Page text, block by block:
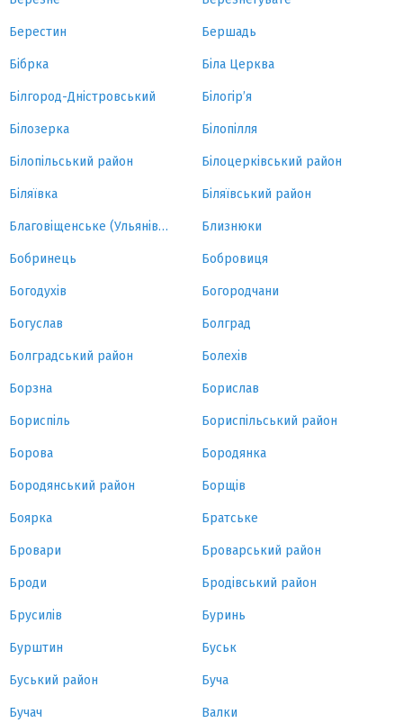
Берестин Бершадь
Бібрка Біла Церква
Білгород-Дністровський Білогір’я
Білозерка Білопілля
Білопільський район Білоцерківський район
Біляївка Біляївський район
Благовіщенське (Ульянівка) Близнюки
Бобринець Бобровиця
Богодухів Богородчани
Богуслав Болград
Болградський район Болехів
Борзна Борислав
Бориспіль Бориспільський район
Борова Бородянка
Бородянський район Борщів
Боярка Братське
Бровари Броварський район
Броди Бродівський район
Брусилів Буринь
Бурштин Буськ
Буський район Буча
Бучач Валки